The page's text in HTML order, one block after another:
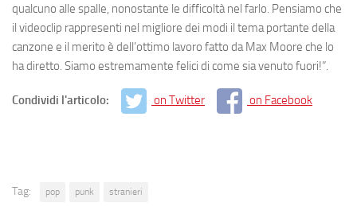
qualcuno alle spalle, nonostante le difficoltà nel farlo. Pensiamo che
il videoclip rappresenti nel migliore dei modi il tema portante della
canzone e il merito è dell’ottimo lavoro fatto da Max Moore che lo
ha diretto. Siamo estremamente felici di come sia venuto fuori!”.
Condividi l'articolo: on Twitter on Facebook
Tag: pop punk stranieri